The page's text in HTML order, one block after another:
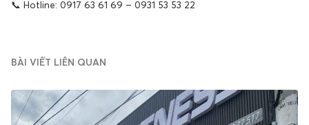
📞 Hotline: 0917 63 61 69 – 0931 53 53 22
BÀI VIẾT LIÊN QUAN